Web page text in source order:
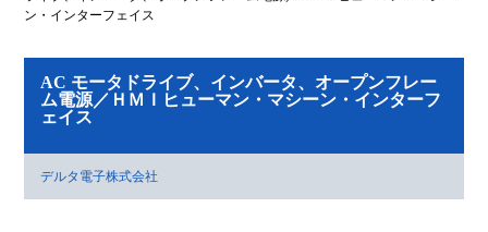
ン・インターフェイス
AC モータドライブ、インバータ、オープンフレー
ム電源／ＨＭＩヒューマン・マシーン・インターフ
ェイス
デルタ電子株式会社